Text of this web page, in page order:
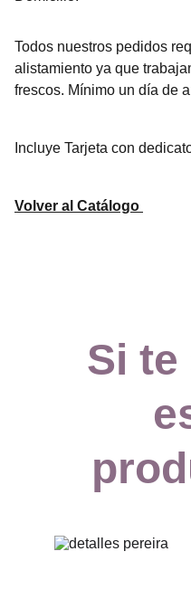
Todos nuestros pedidos
alistamiento ya que
frescos. Mínimo un día de
Incluye Tarjeta con
Volver al Catálogo
Si